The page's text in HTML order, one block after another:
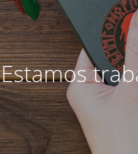
Estamos